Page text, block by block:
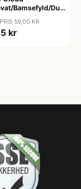
Vat
Bamsefyld/
59,00 KR
kr